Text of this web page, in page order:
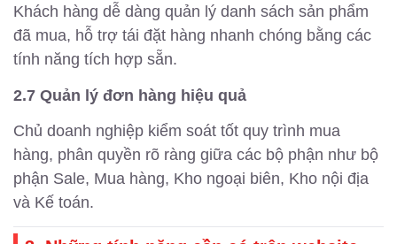
Khách hàng dễ dàng quản lý danh sách sản phẩm
đã mua, hỗ trợ tái đặt hàng nhanh chóng bằng các
tính năng tích hợp sẵn.
2.7 Quản lý đơn hàng hiệu quả
Chủ doanh nghiệp kiểm soát tốt quy trình mua
hàng, phân quyền rõ ràng giữa các bộ phận như bộ
phận Sale, Mua hàng, Kho ngoại biên, Kho nội địa
và Kế toán.